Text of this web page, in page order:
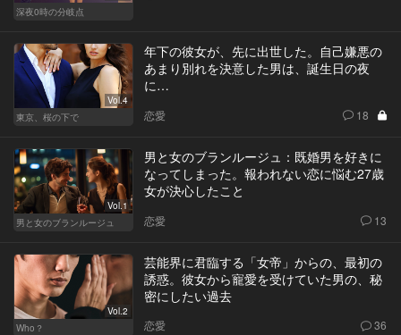
深夜0時の分岐点
Vol.4
東京、桜の下で
年下の彼女が、先に出世した。自己嫌悪の
あまり別れを決意した男は、誕生日の夜
に…
恋愛 18
Vol.1
男と女のブランルージュ
男と女のブランルージュ：既婚男を好きに
なってしまった。報われない恋に悩む27歳
女が決心したこと
恋愛 13
Vol.2
Who？
芸能界に君臨する「女帝」からの、最初の
誘惑。彼女から寵愛を受けていた男の、秘
密にしたい過去
恋愛 36